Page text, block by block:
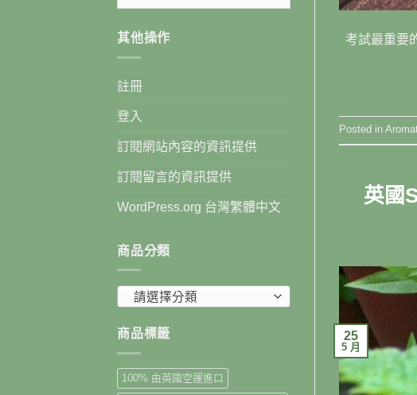
其他操作
註冊
登入
訂閱網站內容的資訊提供
訂閱留言的資訊提供
WordPress.org 台灣繁體中文
商品分類
請選擇分類
商品標籤
100% 由英國空運進口
考試最重要
Posted in
英國
25
5 月